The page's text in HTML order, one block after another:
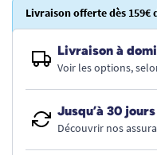
Livraison offerte dès
Livraison à
Voir les options,
Jusqu’à 30
Découvrir nos